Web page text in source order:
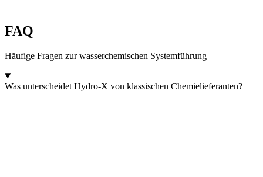
FAQ
Häufige Fragen zur wasserchemischen Systemführung
Was unterscheidet Hydro-X von klassischen Chemielieferanten?